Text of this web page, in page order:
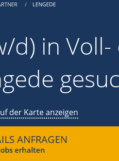
LENGEDE
d) in
der Karte anzeigen
ANFRAGEN
erhalten